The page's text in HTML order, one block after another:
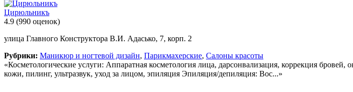
Цирюльникъ
4.9 (990 оценок)
улица Главного Конструктора В.И. Адасько, 7, корп. 2
Рубрики: Маникюр и ногтевой дизайн, Парикмахерские, Салоны красоты
«Косметологические услуги: Аппаратная косметология лица, дарсонвализация, коррекция
кожи, пилинг, ультразвук, уход за лицом, эпиляция Эпиляция/депиляция: Вос...»